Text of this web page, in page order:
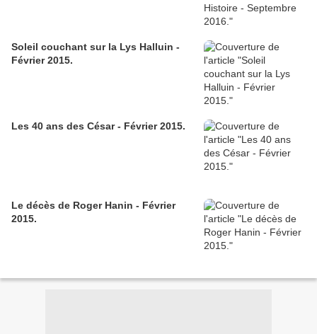
Soleil couchant sur la Lys Halluin -
Février 2015.
Les 40 ans des César - Février 2015.
Le décès de Roger Hanin - Février
2015.